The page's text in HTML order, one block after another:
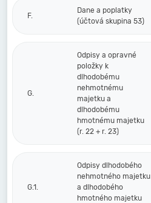
F.
Dane a poplatky
(účtová skupina 53)
G.
Odpisy a opravné
položky k
dlhodobému
nehmotnému
majetku a
dlhodobému
hmotnému majetku
(r. 22 + r. 23)
G.1.
Odpisy dlhodobého
nehmotného majetku
a dlhodobého
hmotného majetku